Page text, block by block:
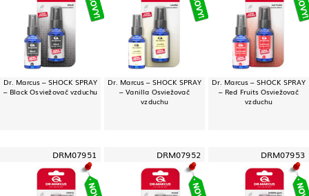
Dr. Marcus – SHOCK SPRAY
– Black Osviežovač vzduchu
Dr. Marcus – SHOCK SPRAY
– Vanilla Osviežovač
vzduchu
Dr. Marcus – SHOCK SPRAY
– Red Fruits Osviežovač
vzduchu
DRM07951 DRM07952 DRM07953